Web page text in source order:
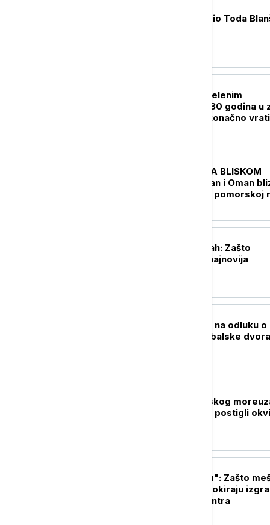
Senat SAD potvrdio Toda
Kraj legende o "Zelenim
čizmama": Posle 30 godina u
smrti, možda se konačno
ISTOKU Arakči: Iran i Oman
dogovora o novoj pomorskoj
Tri razloga za strah: Zašto
stručnjake brine najnovija
Tramp će se žaliti na odluku o
obustavi gradnje balske
Drama oko Ormuskog
kraju? Iran i Oman postigli
"Podaci se ne piju": Zašto
indijskog grada blokiraju
Guglovog data centra